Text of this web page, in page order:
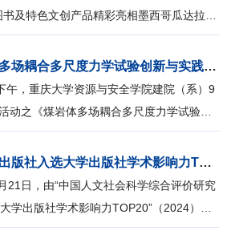
及特色文创产品精彩亮相墨西哥瓜达拉哈
，并于展会期间与墨西哥-中...
《煤岩体多场耦合多尺度力学试验创新与实践》新书发布会在重庆大学举行
午，重庆大学资源与安全学院建院（系）9
动之《煤岩体多场耦合多尺度力学试验创
新书发布会在重庆大学科学城...
重庆大学出版社入选大学出版社学术影响力TOP20
21日，由“中国人文社会科学综合评价研究
大学出版社学术影响力TOP20”（2024）榜
学出版社上榜。 该榜单基...